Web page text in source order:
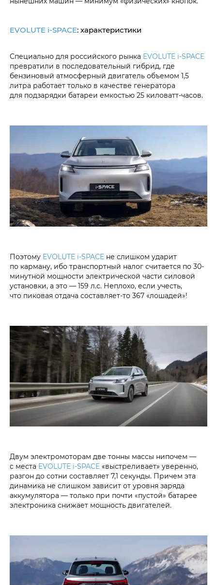
EVOLUTE i‑SPACE: характеристики
Специально для российского рынка EVOLUTE i‑SPACE
превратили в последовательный гибрид, где
бензиновый атмосферный двигатель объемом 1,5
литра работает только в качестве генератора
для подзарядки батареи емкостью 25 киловатт-часов.
Поэтому EVOLUTE i‑SPACE не слишком ударит
по карману, ибо транспортный налог считается по 30-
минутной мощности электрической части силовой
установки, а это — 159 л.с. Неплохо, если учесть,
что пиковая отдача составляет-то 367 «лошадей»!
Двум электромоторам две тонны массы нипочем —
с места EVOLUTE i‑SPACE «выстреливает» уверенно,
разгон до сотни составляет 7,1 секунды. Причем эта
динамика не слишком зависит от уровня заряда
аккумулятора — только при почти «пустой» батарее
электроника снижает мощность двигателей.